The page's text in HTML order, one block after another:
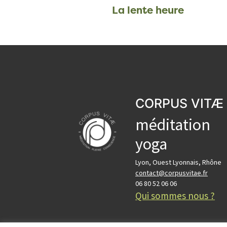
La lente heure
CORPUS VITÆ
méditation
yoga
Lyon, Ouest Lyonnais, Rhône
contact@corpusvitae.fr
06 80 52 06 06
Qui sommes nous ?